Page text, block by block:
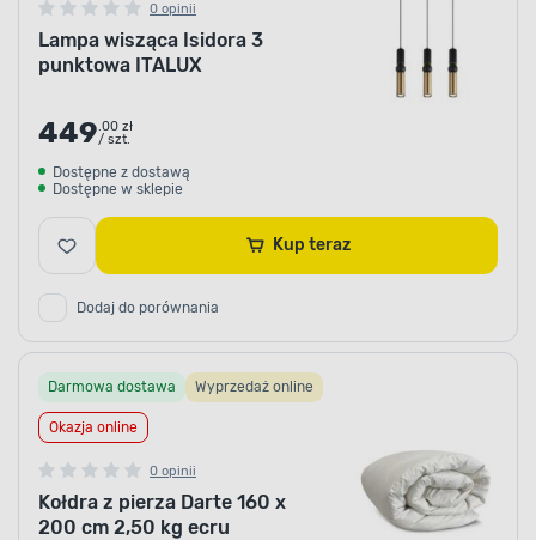
0 opinii
Lampa wisząca Isidora 3
punktowa ITALUX
449.00 zł
/ szt.
Dostępne z dostawą
Dostępne w sklepie
Kup teraz
Dodaj do porównania
Darmowa dostawa Wyprzedaż online
Okazja online
0 opinii
Kołdra z pierza Darte 160 x
200 cm 2,50 kg ecru